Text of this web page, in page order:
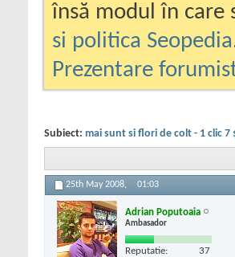
însă modul în
si politica Seopedia
Prezentare
Subiect: mai sunt si flori de colt - 1 clic 7
25th May 2008, 01:03
Adrian Poputoaia
Ambasador
Reputatie: 37